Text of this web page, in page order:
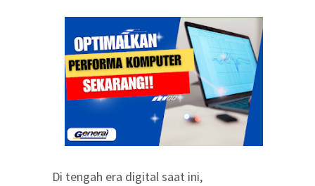
Di tengah era digital saat ini,